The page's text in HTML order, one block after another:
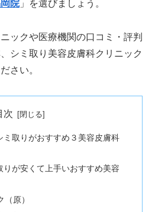
院」を選びましょう。
ックや医療機関の口コミ・評判
シミ取り美容皮膚科クリニック
さい。
次
ミ取りがおすすめ３美容皮膚科
りが安くて上手いおすすめ美容
原）